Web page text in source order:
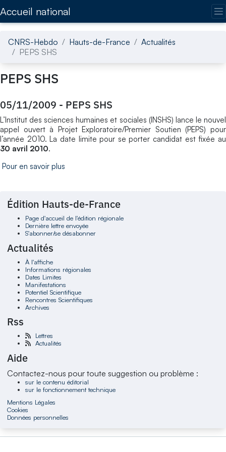
Accueil national
CNRS-Hebdo Hauts-de-France
Actualités
PEPS SHS
PEPS SHS
05/11/2009 - PEPS SHS
L’Institut des sciences humaines et sociales (INSHS) lance le nouvel
appel ouvert à Projet Exploratoire/Premier Soutien (PEPS) pour
l’année 2010. La date limite pour se porter candidat est fixée au
30 avril 2010.
Pour en savoir plus
Édition Hauts-de-France
Page d'accueil de l'édition régionale
Dernière lettre envoyée
S'abonner/se désabonner
Actualités
À l'affiche
Informations régionales
Dates Limites
Manifestations
Potentiel Scientifique
Rencontres Scientifiques
Archives
Rss
Lettres
Actualités
Aide
Contactez-nous pour toute suggestion ou problème :
sur le contenu éditorial
sur le fonctionnement technique
Mentions Légales
Cookies
Données personnelles